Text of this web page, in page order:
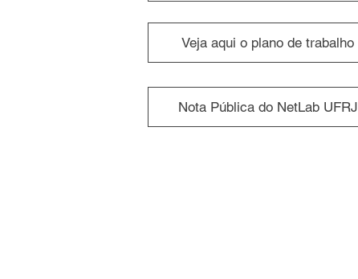
Veja aqui o plano de trabalho
Nota Pública do NetLab UFRJ